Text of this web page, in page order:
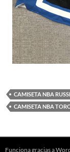
CAMISETA NBA
CAMISETA NBA
Funciona gracias a